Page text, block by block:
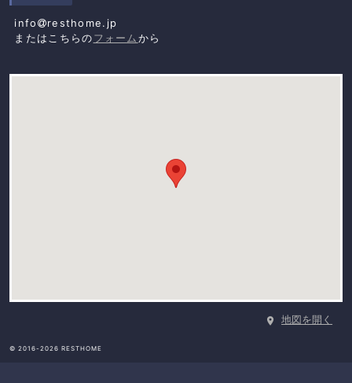
info
resthome.jp
またはこちらのフォーム から
地図を開く
© 2016-2026 RESTHOME